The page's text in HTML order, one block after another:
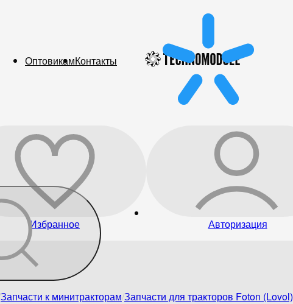
ОптовикамКонтакты
Избранное Авторизация
Запчасти к минитракторам Запчасти для тракторов Foton (Lovol)